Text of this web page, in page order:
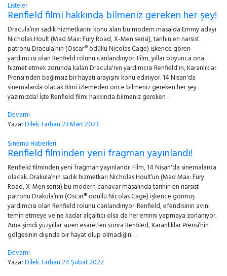
Listeler
Renfield filmi hakkında bilmeniz gereken her şey!
Dracula’nın sadık hizmetkarını konu alan bu modern masalda Emmy adayı
Nicholas Hoult (Mad Max: Fury Road, X-Men serisi), tarihin en narsist
patronu Dracula’nın (Oscar® ödüllü Nicolas Cage) işkence gören
yardımcısı olan Renfield rolünü canlandırıyor. Film, yıllar boyunca ona
hizmet etmek zorunda kalan Dracula'nın yardımcısı Renfield'ın, Karanlıklar
Prensi'nden bağımsız bir hayatı arayışını konu ediniyor. 14 Nisan'da
sinemalarda olacak filmi izlemeden önce bilmeniz gereken her şey
yazımızda! İşte Renfield filmi hakkında bilmeniz gereken ...
Devamı
YazarDilek Tarhan23 Mart 2023
Sinema Haberleri
Renfield filminden yeni fragman yayınlandı!
Renfield filminden yeni fragman yayınlandı! Film, 14 Nisan'da sinemalarda
olacak. Drakula’nın sadık hizmetkarı Nicholas Hoult’un (Mad Max: Fury
Road, X-Men serisi) bu modern canavar masalında tarihin en narsist
patronu Drakula’nın (Oscar® ödüllü Nicolas Cage) işkence görmüş
yardımcısı olan Renfield rolünü canlandırıyor. Renfield, efendisinin avını
temin etmeye ve ne kadar alçaltıcı olsa da her emrini yapmaya zorlanıyor.
Ama şimdi yüzyıllar süren esaretten sonra Renfiled, Karanlıklar Prensi’nin
gölgesinin dışında bir hayat olup olmadığını ...
Devamı
YazarDilek Tarhan24 Şubat 2022